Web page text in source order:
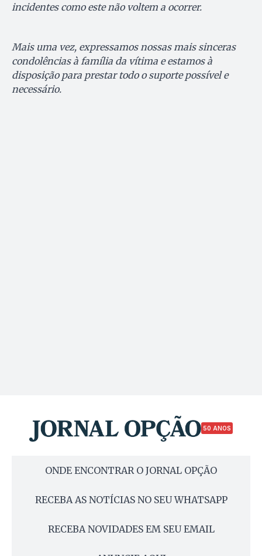
incidentes como este não voltem a ocorrer.
Mais uma vez, expressamos nossas mais sinceras
condolências à família da vítima e estamos à
disposição para prestar todo o suporte possível e
necessário.
50 ANOS
ONDE ENCONTRAR O JORNAL OPÇÃO
RECEBA AS NOTÍCIAS NO SEU WHATSAPP
RECEBA NOVIDADES EM SEU EMAIL